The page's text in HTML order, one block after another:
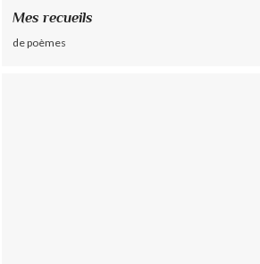
Mes recueils
de poèmes